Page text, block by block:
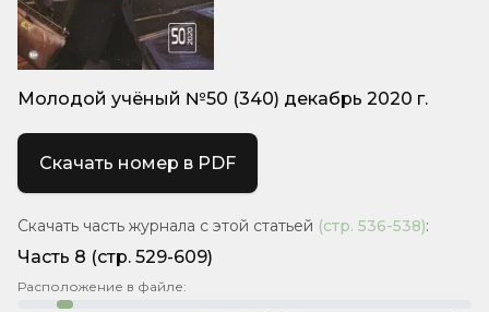
Молодой учёный №50 (340) декабрь 2020 г.
Скачать номер в PDF
Скачать часть журнала с этой статьей (стр. 536-538):
Часть 8 (стр. 529-609)
Расположение в файле: